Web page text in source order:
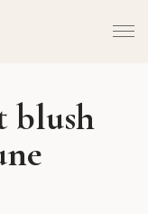
blush